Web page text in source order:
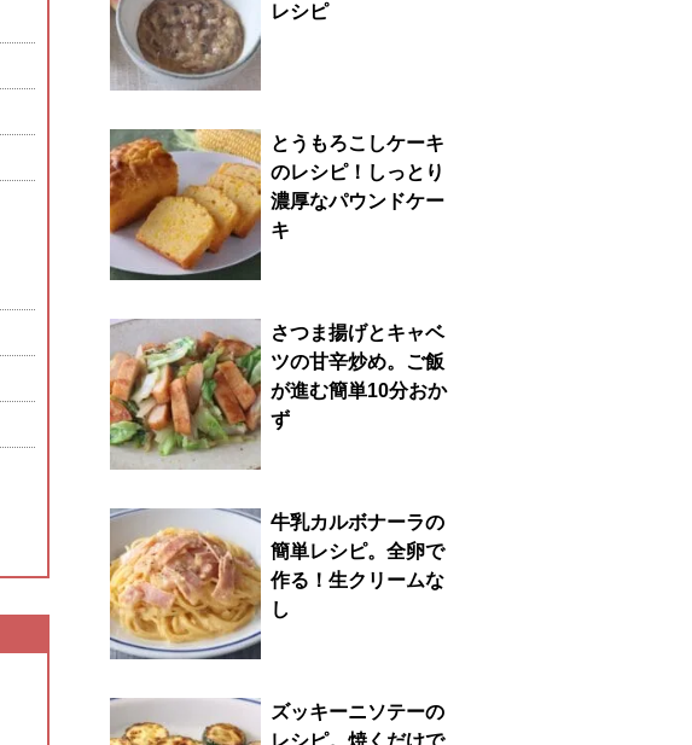
レシピ
とうもろこしケーキ
のレシピ！しっとり
濃厚なパウンドケー
キ
さつま揚げとキャベ
ツの甘辛炒め。ご飯
が進む簡単10分おか
ず
牛乳カルボナーラの
簡単レシピ。全卵で
作る！生クリームな
し
ズッキーニソテーの